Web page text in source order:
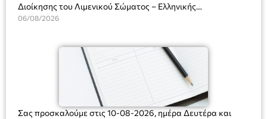
Διοίκησης του Λιμενικού Σώματος – Ελληνικής
Ακτοφυλακής (Λ.Σ.-ΕΛ.ΑΚΤ.), Αρχιπλοίαρχο Λ.Σ. κ. Ιωάννη
06/08/2026
Σας προσκαλούμε στις 10-08-2026, ημέρα Δευτέρα και